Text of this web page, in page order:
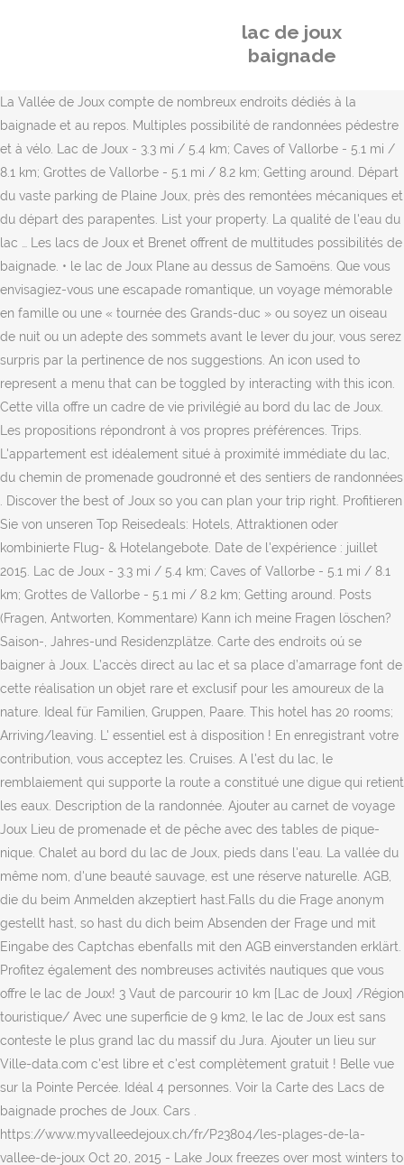
lac de joux
baignade
La Vallée de Joux compte de nombreux endroits dédiés à la
baignade et au repos. Multiples possibilité de randonnées pédestre
et à vélo. Lac de Joux - 3.3 mi / 5.4 km; Caves of Vallorbe - 5.1 mi /
8.1 km; Grottes de Vallorbe - 5.1 mi / 8.2 km; Getting around. Départ
du vaste parking de Plaine Joux, près des remontées mécaniques et
du départ des parapentes. List your property. La qualité de l'eau du
lac … Les lacs de Joux et Brenet offrent de multitudes possibilités de
baignade. • le lac de Joux Plane au dessus de Samoëns. Que vous
envisagiez-vous une escapade romantique, un voyage mémorable
en famille ou une « tournée des Grands-duc » ou soyez un oiseau
de nuit ou un adepte des sommets avant le lever du jour, vous serez
surpris par la pertinence de nos suggestions. An icon used to
represent a menu that can be toggled by interacting with this icon.
Cette villa offre un cadre de vie privilégié au bord du lac de Joux.
Les propositions répondront à vos propres préférences. Trips.
L'appartement est idéalement situé à proximité immédiate du lac,
du chemin de promenade goudronné et des sentiers de randonnées
. Discover the best of Joux so you can plan your trip right. Profitieren
Sie von unseren Top Reisedeals: Hotels, Attraktionen oder
kombinierte Flug- & Hotelangebote. Date de l'expérience : juillet
2015. Lac de Joux - 3.3 mi / 5.4 km; Caves of Vallorbe - 5.1 mi / 8.1
km; Grottes de Vallorbe - 5.1 mi / 8.2 km; Getting around. Posts
(Fragen, Antworten, Kommentare) Kann ich meine Fragen löschen?
Saison-, Jahres-und Residenzplätze. Carte des endroits oú se
baigner à Joux. L’accès direct au lac et sa place d’amarrage font de
cette réalisation un objet rare et exclusif pour les amoureux de la
nature. Ideal für Familien, Gruppen, Paare. This hotel has 20 rooms;
Arriving/leaving. L' essentiel est à disposition ! En enregistrant votre
contribution, vous acceptez les. Cruises. A l'est du lac, le
remblaiement qui supporte la route a constitué une digue qui retient
les eaux. Description de la randonnée. Ajouter au carnet de voyage
Joux Lieu de promenade et de pêche avec des tables de pique-
nique. Chalet au bord du lac de Joux, pieds dans l'eau. La vallée du
même nom, d'une beauté sauvage, est une réserve naturelle. AGB,
die du beim Anmelden akzeptiert hast.Falls du die Frage anonym
gestellt hast, so hast du dich beim Absenden der Frage und mit
Eingabe des Captchas ebenfalls mit den AGB einverstanden erklärt.
Profitez également des nombreuses activités nautiques que vous
offre le lac de Joux! 3 Vaut de parcourir 10 km [Lac de Joux] /Région
touristique/ Avec une superficie de 9 km2, le lac de Joux est sans
conteste le plus grand lac du massif du Jura. Ajouter un lieu sur
Ville-data.com c'est libre et c'est complètement gratuit ! Belle vue
sur la Pointe Percée. Idéal 4 personnes. Voir la Carte des Lacs de
baignade proches de Joux. Cars .
https://www.myvalleedejoux.ch/fr/P23804/les-plages-de-la-
vallee-de-joux Oct 20, 2015 - Lake Joux freezes over most winters to